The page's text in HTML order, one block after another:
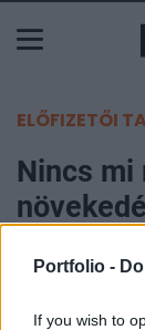
Portfolio -
If you wish to
ELŐFIZETŐI
Nincs mi
Portfolio